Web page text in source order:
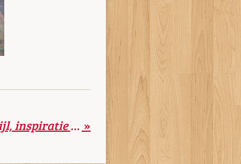
Piazza Fashion Parade: stijl, inspiratie en een nieuw Pre Loved Plein »